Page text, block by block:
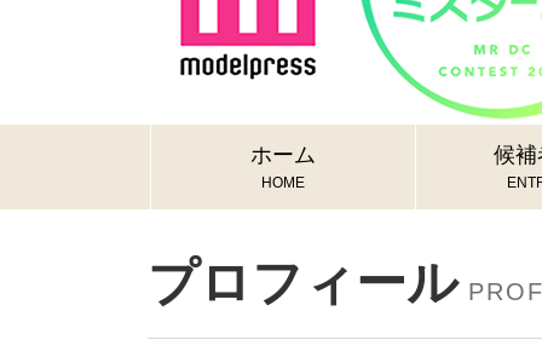
ホーム
HOME
候補
プロフィール